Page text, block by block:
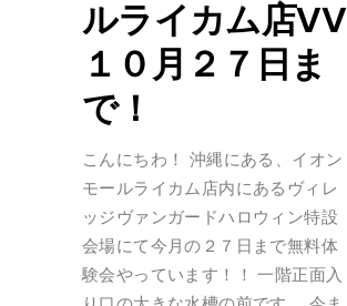
ルライカム店VV
１０月２７日ま
で！
こんにちわ！ 沖縄にある、イオン
モールライカム店内にあるヴィレ
ッジヴァンガードハロウィン特設
会場にて今月の２７日まで無料体
験会やっています！！ 一階正面入